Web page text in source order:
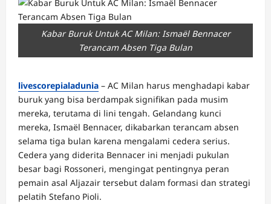
Kabar Buruk Untuk AC Milan: Ismaël Bennacer
Terancam Absen Tiga Bulan
livescorepialadunia – AC Milan harus menghadapi kabar
buruk yang bisa berdampak signifikan pada musim
mereka, terutama di lini tengah. Gelandang kunci
mereka, Ismaël Bennacer, dikabarkan terancam absen
selama tiga bulan karena mengalami cedera serius.
Cedera yang diderita Bennacer ini menjadi pukulan
besar bagi Rossoneri, mengingat pentingnya peran
pemain asal Aljazair tersebut dalam formasi dan strategi
pelatih Stefano Pioli.